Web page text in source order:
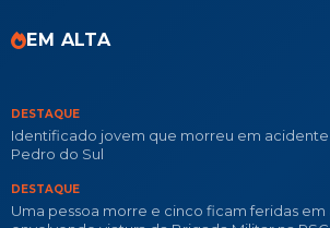
EM ALTA
DESTAQUE
Identificado jovem que morreu em acidente
Pedro do Sul
DESTAQUE
Uma pessoa morre e cinco ficam feridas